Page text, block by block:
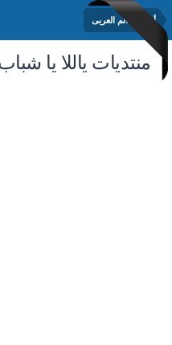
أخبار العالم العربى
منتديات ياللا يا شباب